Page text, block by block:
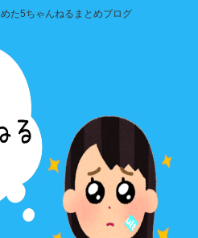
た5ちゃんねるまとめブログ